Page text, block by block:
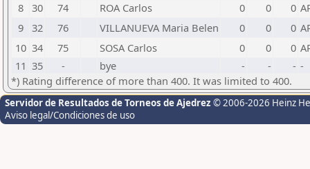
8 30 74 ROA Carlos 0 0 0
9 32 76 VILLANUEVA Maria Belen 0 0 0
10 34 75 SOSA Carlos 0 0 0
11 35 - bye - - - -
*) Rating difference of more than 400. It was limited to 400.
Servidor de Resultados de Torneos de Ajedrez © 2006-2026 Heinz
Aviso legal/Condiciones de uso